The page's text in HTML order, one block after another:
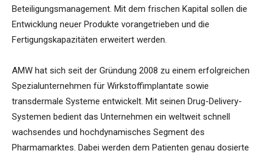
Beteiligungsmanagement. Mit dem frischen Kapital sollen die
Entwicklung neuer Produkte vorangetrieben und die
Fertigungskapazitäten erweitert werden.
AMW hat sich seit der Gründung 2008 zu einem erfolgreichen
Spezialunternehmen für Wirkstoffimplantate sowie
transdermale Systeme entwickelt. Mit seinen Drug-Delivery-
Systemen bedient das Unternehmen ein weltweit schnell
wachsendes und hochdynamisches Segment des
Pharmamarktes. Dabei werden dem Patienten genau dosierte